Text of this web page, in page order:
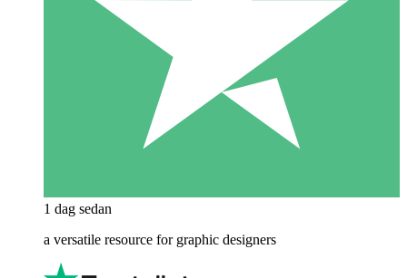
1 dag sedan
a versatile resource for graphic designers